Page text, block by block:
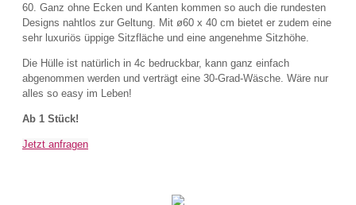
60. Ganz ohne Ecken und Kanten kommen so auch die rundesten
Designs nahtlos zur Geltung. Mit ø60 x 40 cm bietet er zudem eine
sehr luxuriös üppige Sitzfläche und eine angenehme Sitzhöhe.
Die Hülle ist natürlich in 4c bedruckbar, kann ganz einfach
abgenommen werden und verträgt eine 30-Grad-Wäsche. Wäre nur
alles so easy im Leben!
Ab 1 Stück!
Jetzt anfragen